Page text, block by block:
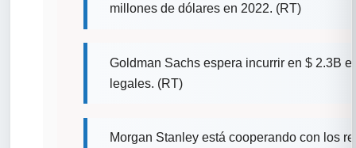
millones de dólares en 2022. (RT)
Goldman Sachs espera incurrir en $ 2.3B
legales. (RT)
Morgan Stanley está cooperando con los